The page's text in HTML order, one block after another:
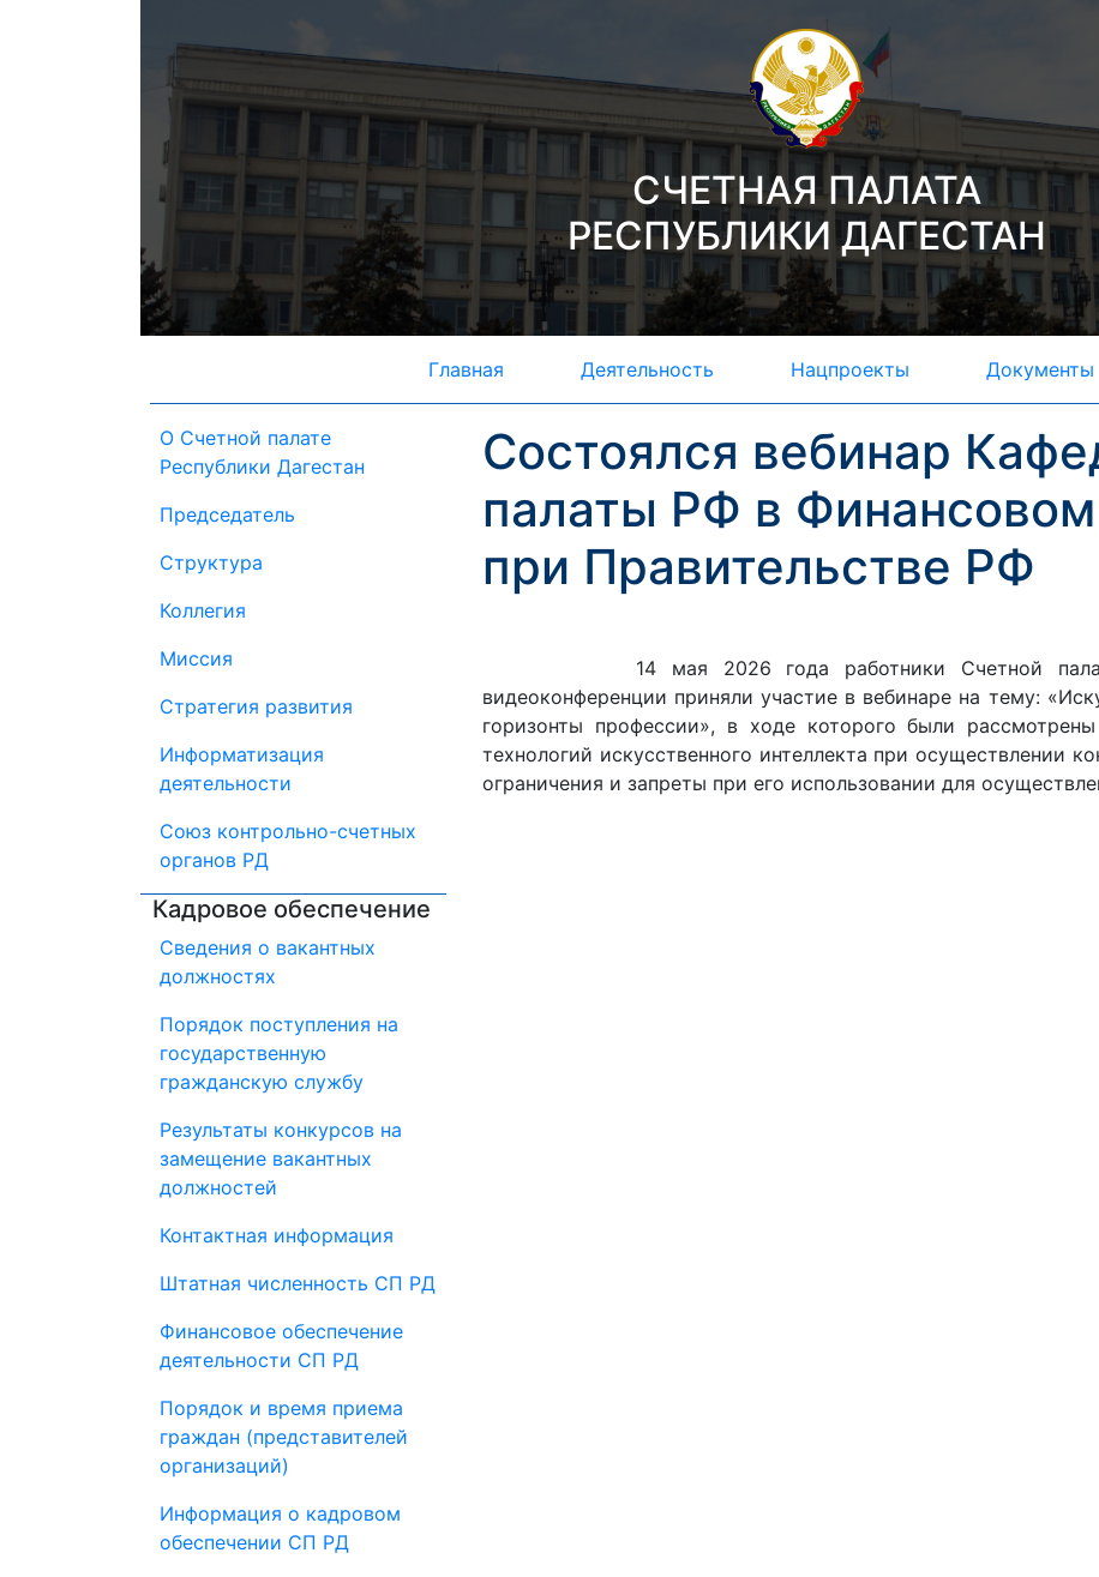
СЧЕТНАЯ ПАЛАТА
РЕСПУБЛИКИ ДАГЕСТАН
Главная Деятельность Нацпроекты Документы
О Счетной палате
Республики Дагестан
Председатель
Структура
Коллегия
Миссия
Стратегия развития
Информатизация
деятельности
Союз контрольно-счетных
органов РД
Кадровое обеспечение
Сведения о вакантных
должностях
Порядок поступления на
государственную
гражданскую службу
Результаты конкурсов на
замещение вакантных
должностей
Контактная информация
Штатная численность СП РД
Финансовое обеспечение
деятельности СП РД
Порядок и время приема
граждан (представителей
организаций)
Информация о кадровом
обеспечении СП РД
Состоялся вебинар
палаты РФ в Финансовом
при Правительстве РФ
14 мая 2026 года работники Счетной палаты
видеоконференции приняли участие в вебинаре на тему:
горизонты профессии», в ходе которого были
технологий искусственного интеллекта при осуществлении
ограничения и запреты при его использовании для